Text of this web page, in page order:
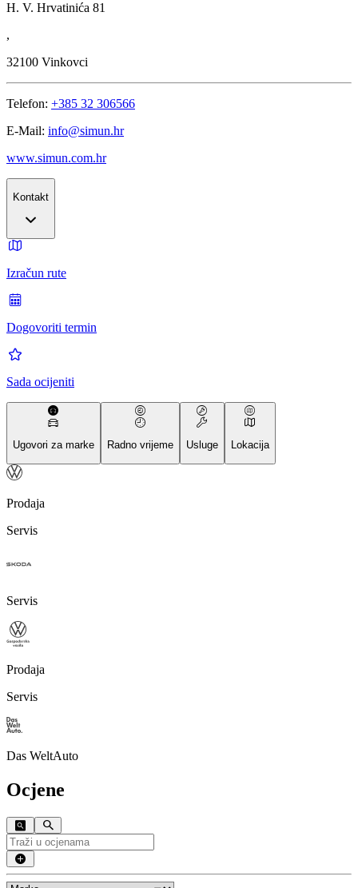
H. V. Hrvatinića 81
,
32100 Vinkovci
Telefon: +385 32 306566
E-Mail: info@simun.hr
www.simun.com.hr
Kontakt
Izračun rute
Dogovoriti termin
Sada ocijeniti
Ugovori za marke Radno vrijeme Usluge Lokacija
Prodaja
Servis
Servis
Prodaja
Servis
Das WeltAuto
Ocjene